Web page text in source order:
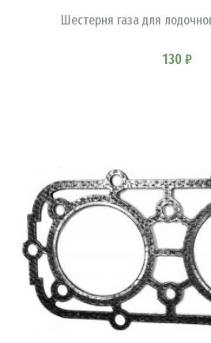
Шестерня газа для
130 ₽